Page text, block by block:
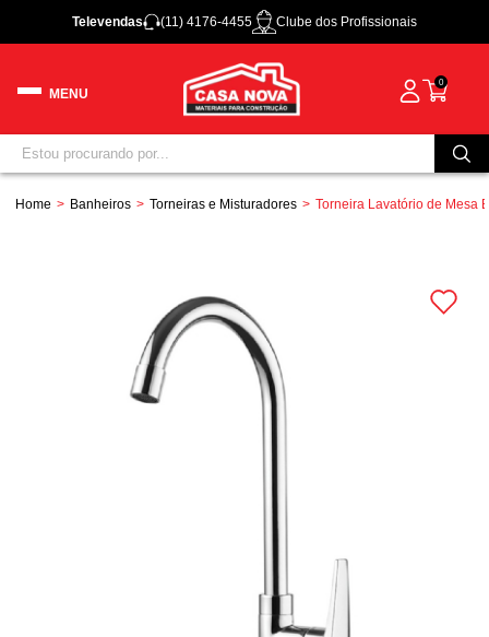
Televendas (11) 4176-4455 Clube dos Profissionais
0
Home Banheiros Torneiras e Misturadores Torneira Lavatório de Mesa